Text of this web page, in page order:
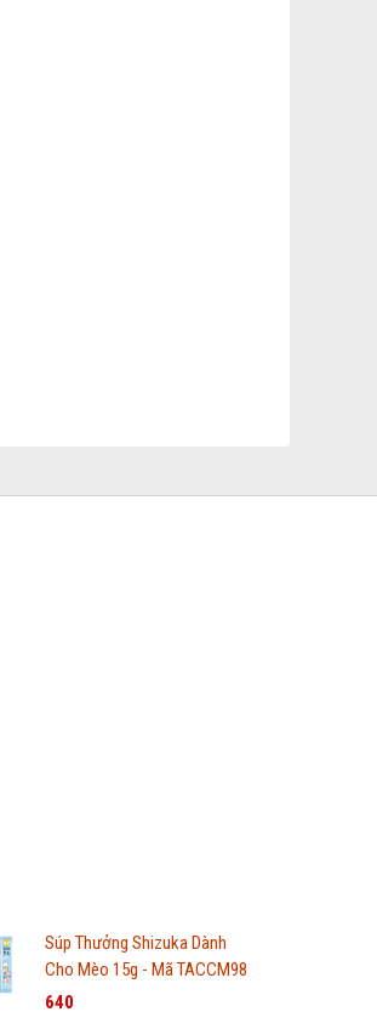
Súp Thưởng Shizuka Dành
Cho Mèo 15g - Mã TACCM98
640